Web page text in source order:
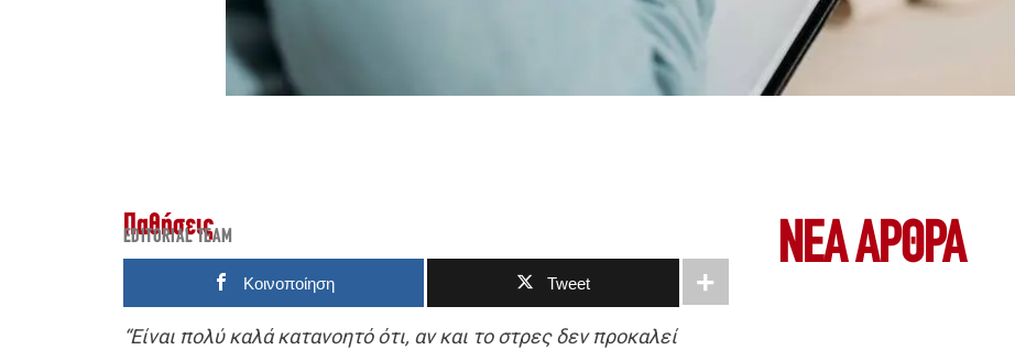
Παθήσεις
EDITORIAL TEAM
Κοινοποίηση Tweet
“Είναι πολύ καλά κατανοητό ότι, αν και το στρες δεν προκαλεί
ΝΕΑ ΆΡΘΡΑ